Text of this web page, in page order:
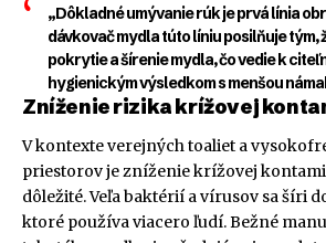
„Dôkladné umývanie rúk je prvá línia
dávkovač mydla túto líniu posilňuje tým,
pokrytie a šírenie mydla, čo vedie k
hygienickým výsledkom s menšou
Zníženie rizika krížovej
V kontexte verejných toaliet a
priestorov je zníženie krížovej
dôležité. Veľa baktérií a vírusov sa šíri
ktoré používa viacero ľudí. Bežné